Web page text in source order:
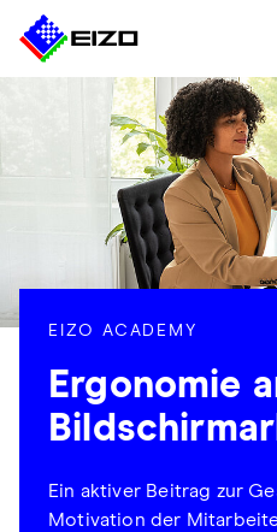
EIZO ACADEMY
Ergonomie
Ein aktiver Beitrag zur
Motivation der